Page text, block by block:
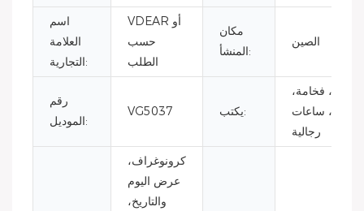
اسم
العلامة
التجارية:
VDEAR أو
حسب
الطلب
مكان
المنشأ:
الصين
رقم
الموديل:
VG5037 يكتب:
أزياء، فخامة،
أعمال، ساعات
رجالية
كرونوغراف،
عرض اليوم
والتاريخ،